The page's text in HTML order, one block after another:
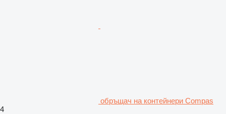
обръщач на контейнери Compas
4